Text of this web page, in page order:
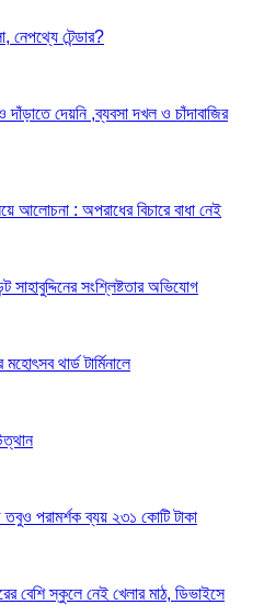
নেপথ্যে টেন্ডার?
দাঁড়াতে দেয়নি ,ব্যবসা দখল ও চাঁদাবাজির
আলোচনা : অপরাধের বিচারে বাধা নেই
সাহাবুদ্দিনের সংশ্লিষ্টতার অভিযোগ
থার্ড টার্মিনালে
পরামর্শক ব্যয় ২৩১ কোটি টাকা
বেশি স্কুলে নেই খেলার মাঠ, ডিভাইসে